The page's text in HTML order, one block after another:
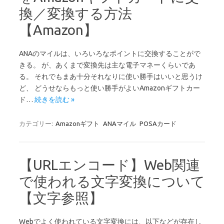
換／変換する方法
【Amazon】
ANAのマイルは、いろいろなポイントに交換することがで
きる。 が、あくまで変換先は主な電子マネーくらいであ
る。 それでもまあ十分それなりに使い勝手はいいと思うけ
ど、 どうせならもっと使い勝手がよいAmazonギフトカー
ド… 続きを読む »
カテゴリー: Amazonギフト ANAマイル POSAカード
【URLエンコード】Web関連
で使われる文字変換について
【文字参照】
Webでよく使われている文字変換には、以下などが存在し